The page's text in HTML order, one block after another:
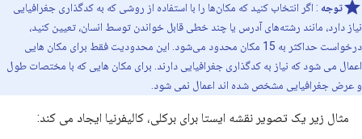
توجه : اگر انتخاب کنید که مکان‌ها را با استفاده از روشی که به کدگذاری جغرافیایی
نیاز دارد، مانند رشته‌های آدرس یا چند خطی قابل خواندن توسط انسان، تعیین کنید،
درخواست حداکثر به 15 مکان محدود می‌شود. این محدودیت فقط برای مکان هایی
اعمال می شود که نیاز به کدگذاری جغرافیایی دارند. برای مکان هایی که با مختصات طول
و عرض جغرافیایی مشخص شده اند اعمال نمی شود.
مثال زیر یک تصویر نقشه ایستا برای برکلی، کالیفرنیا ایجاد می کند: